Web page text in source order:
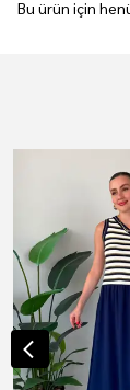
Bu ürün için